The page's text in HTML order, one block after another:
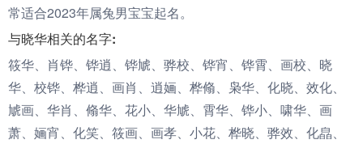
常适合2023年属兔男宝宝起名。
与晓华相关的名字:
筱华、肖铧、铧逍、铧虓、骅校、铧宵、铧霄、画校、晓
华、校铧、桦逍、画肖、逍婳、桦翛、枭华、化晓、效化、
虓画、华肖、翛华、花小、华虓、霄华、铧小、啸华、画
萧、婳宵、化笑、筱画、画孝、小花、桦晓、骅效、化皛、